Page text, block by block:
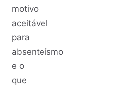
motivo
aceitável
para
absenteísmo
e o
que